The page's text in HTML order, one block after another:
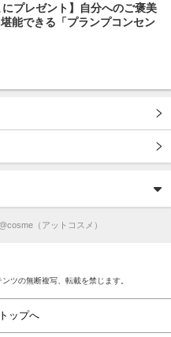
にプレゼント】自分へのご褒美
能できる「プランプコンセン
（アットコスメ）
ツの無断複写、転載を禁じます。
ップへ